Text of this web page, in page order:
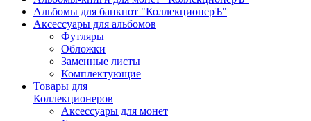
Альбомы для банкнот "КоллекционерЪ"
Аксессуары для альбомов
Футляры
Обложки
Заменные листы
Комплектующие
Товары для
Коллекционеров
Аксессуары для монет